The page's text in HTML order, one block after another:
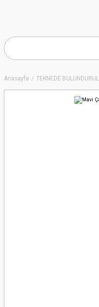
Anasayfa TEKNEDE